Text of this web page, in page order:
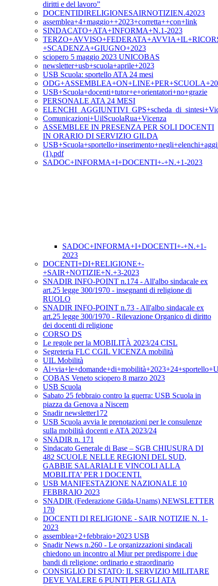
diritti e del lavoro”
DOCENTIDIRELIGIONESAIRNOTIZIEN.42023
assemblea+4+maggio++2023+corretta++con+link
SINDACATO+ATA+INFORMA+N.1-2023
+SCADENZA+GIUGNO+2023
sciopero 5 maggio 2023 UNICOBAS
newsletter+usb+scuola+aprile+2023
USB Scuola: sportello ATA 24 mesi
USB+Scuola+docenti+tutor+e+orientatori+no+grazie
PERSONALE ATA 24 MESI
Comunicazioni+UilScuolaRua+Vicenza
ASSEMBLEE IN PRESENZA PER SOLI DOCENTI
IN ORARIO DI SERVIZIO GILDA
(1).pdf
SADOC+INFORMA+I+DOCENTI+-+N.+1-2023
SADOC+INFORMA+I+DOCENTI+-+N.+1-
2023
DOCENTI+DI+RELIGIONE+-
+SAIR+NOTIZIE+N.+3-2023
SNADIR INFO-POINT n.174 - All'albo sindacale ex
art.25 legge 300/1970 - insegnanti di religione di
RUOLO
SNADIR INFO-POINT n.73 - All'albo sindacale ex
art.25 legge 300/1970 - Rilevazione Organico di diritto
dei docenti di religione
CORSO DS
Le regole per la MOBILITÀ 2023/24 CISL
Segreteria FLC CGIL VICENZA mobilità
UIL Mobilità
COBAS Veneto sciopero 8 marzo 2023
USB Scuola
Sabato 25 febbraio contro la guerra: USB Scuola in
piazza da Genova a Niscem
Snadir newsletter172
USB Scuola avvia le prenotazioni per le consulenze
sulla mobilità docenti e ATA 2023/24
SNADIR n. 171
Sindacato Generale di Base – SGB CHIUSURA DI
482 SCUOLE NELLE REGIONI DEL SUD,
GABBIE SALARIALI E VINCOLI ALLA
MOBILITA’ PER I DOCENTI.
USB MANIFESTAZIONE NAZIONALE 10
FEBBRAIO 2023
SNADIR (Federazione Gilda-Unams) NEWSLETTER
170
DOCENTI DI RELIGIONE - SAIR NOTIZIE N. 1-
2023
assemblea+2+febbraio+2023 USB
Snadir News n.260 - Le organizzazioni sindacali
chiedono un incontro al Miur per predisporre i due
bandi di religione: ordinario e straordinario
CONSIGLIO DI STATO: IL SERVIZIO MILITARE
DEVE VALERE 6 PUNTI PER GLI ATA